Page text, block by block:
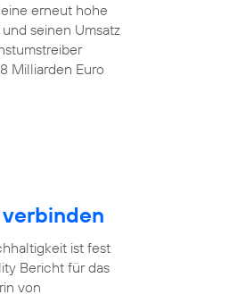
erneut hohe
seinen Umsatz
Milliarden Euro
ist fest
Bericht für das
von